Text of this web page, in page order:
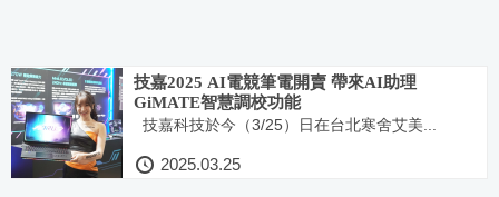
技嘉2025 AI電競筆電開賣 帶來AI助理
GiMATE智慧調校功能
技嘉科技於今（3/25）日在台北寒舍艾美...
2025.03.25